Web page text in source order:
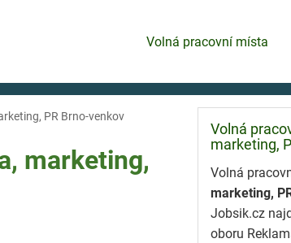
Volná pracovní místa
PR Brno-venkov
marketing,
Volná
marketing,
Volná
marketing,
Jobsik.cz
oboru